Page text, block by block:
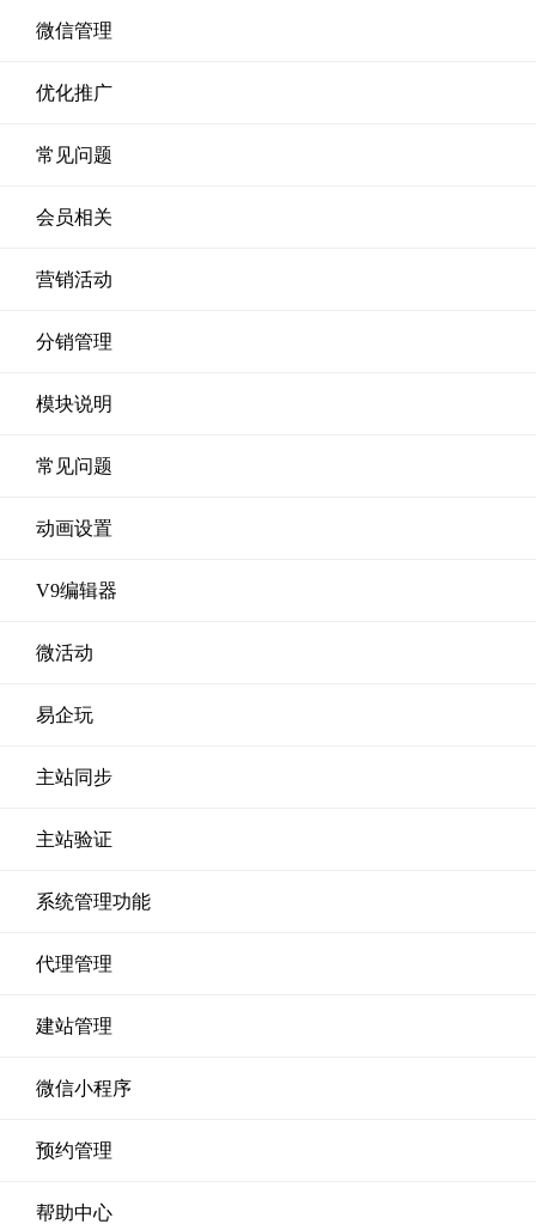
微信管理
优化推广
常见问题
会员相关
营销活动
分销管理
模块说明
常见问题
动画设置
V9编辑器
微活动
易企玩
主站同步
主站验证
系统管理功能
代理管理
建站管理
微信小程序
预约管理
帮助中心